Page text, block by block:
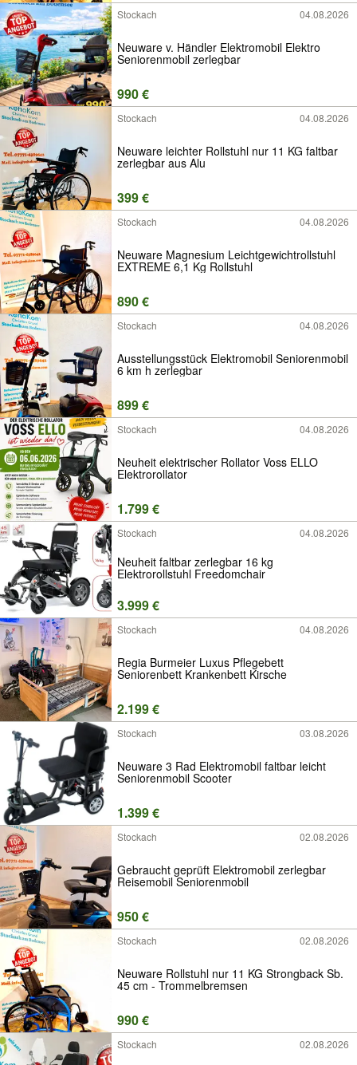
Stockach 04.08.2026
Neuware v. Händler Elektromobil Elektro
Seniorenmobil zerlegbar
990 €
Stockach 04.08.2026
Neuware leichter Rollstuhl nur 11 KG faltbar
zerlegbar aus Alu
399 €
Stockach 04.08.2026
Neuware Magnesium Leichtgewichtrollstuhl
EXTREME 6,1 Kg Rollstuhl
890 €
Stockach 04.08.2026
Ausstellungsstück Elektromobil Seniorenmobil
6 km h zerlegbar
899 €
Stockach 04.08.2026
Neuheit elektrischer Rollator Voss ELLO
Elektrorollator
1.799 €
Stockach 04.08.2026
Neuheit faltbar zerlegbar 16 kg
Elektrorollstuhl Freedomchair
3.999 €
Stockach 04.08.2026
Regia Burmeier Luxus Pflegebett
Seniorenbett Krankenbett Kirsche
2.199 €
Stockach 03.08.2026
Neuware 3 Rad Elektromobil faltbar leicht
Seniorenmobil Scooter
1.399 €
Stockach 02.08.2026
Gebraucht geprüft Elektromobil zerlegbar
Reisemobil Seniorenmobil
950 €
Stockach 02.08.2026
Neuware Rollstuhl nur 11 KG Strongback Sb.
45 cm - Trommelbremsen
990 €
Stockach 02.08.2026